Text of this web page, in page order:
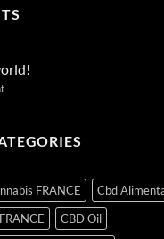
on
FRANCE
Cbd
CBD Oil